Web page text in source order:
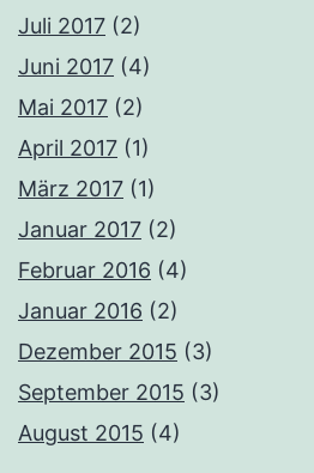
Juli 2017 (2)
Juni 2017 (4)
Mai 2017 (2)
April 2017 (1)
März 2017 (1)
Januar 2017 (2)
Februar 2016 (4)
Januar 2016 (2)
Dezember 2015 (3)
September 2015 (3)
August 2015 (4)